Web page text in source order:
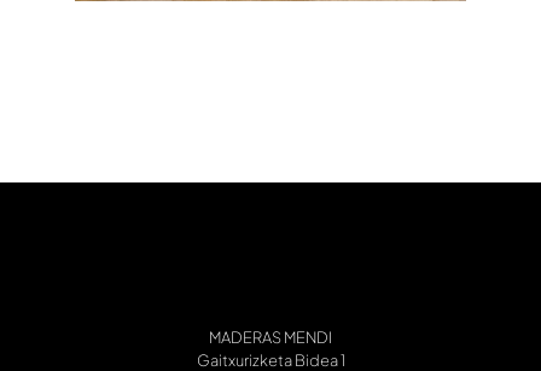
MADERAS MENDI
Gaitxurizketa Bidea 1